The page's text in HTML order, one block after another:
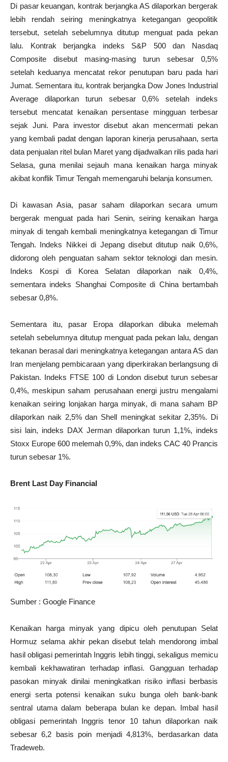
Di pasar keuangan, kontrak berjangka AS dilaporkan bergerak
lebih rendah seiring meningkatnya ketegangan geopolitik
tersebut, setelah sebelumnya ditutup menguat pada pekan
lalu. Kontrak berjangka indeks S&P 500 dan Nasdaq
Composite disebut masing-masing turun sebesar 0,5%
setelah keduanya mencatat rekor penutupan baru pada hari
Jumat. Sementara itu, kontrak berjangka Dow Jones Industrial
Average dilaporkan turun sebesar 0,6% setelah indeks
tersebut mencatat kenaikan persentase mingguan terbesar
sejak Juni. Para investor disebut akan mencermati pekan
yang kembali padat dengan laporan kinerja perusahaan, serta
data penjualan ritel bulan Maret yang dijadwalkan rilis pada hari
Selasa, guna menilai sejauh mana kenaikan harga minyak
akibat konflik Timur Tengah memengaruhi belanja konsumen.
Di kawasan Asia, pasar saham dilaporkan secara umum
bergerak menguat pada hari Senin, seiring kenaikan harga
minyak di tengah kembali meningkatnya ketegangan di Timur
Tengah. Indeks Nikkei di Jepang disebut ditutup naik 0,6%,
didorong oleh penguatan saham sektor teknologi dan mesin.
Indeks Kospi di Korea Selatan dilaporkan naik 0,4%,
sementara indeks Shanghai Composite di China bertambah
sebesar 0,8%.
Sementara itu, pasar Eropa dilaporkan dibuka melemah
setelah sebelumnya ditutup menguat pada pekan lalu, dengan
tekanan berasal dari meningkatnya ketegangan antara AS dan
Iran menjelang pembicaraan yang diperkirakan berlangsung di
Pakistan. Indeks FTSE 100 di London disebut turun sebesar
0,4%, meskipun saham perusahaan energi justru mengalami
kenaikan seiring lonjakan harga minyak, di mana saham BP
dilaporkan naik 2,5% dan Shell meningkat sekitar 2,35%. Di
sisi lain, indeks DAX Jerman dilaporkan turun 1,1%, indeks
Stoxx Europe 600 melemah 0,9%, dan indeks CAC 40 Prancis
turun sebesar 1%.
Brent Last Day Financial
Sumber : Google Finance
Kenaikan harga minyak yang dipicu oleh penutupan Selat
Hormuz selama akhir pekan disebut telah mendorong imbal
hasil obligasi pemerintah Inggris lebih tinggi, sekaligus memicu
kembali kekhawatiran terhadap inflasi. Gangguan terhadap
pasokan minyak dinilai meningkatkan risiko inflasi berbasis
energi serta potensi kenaikan suku bunga oleh bank-bank
sentral utama dalam beberapa bulan ke depan. Imbal hasil
obligasi pemerintah Inggris tenor 10 tahun dilaporkan naik
sebesar 6,2 basis poin menjadi 4,813%, berdasarkan data
Tradeweb.